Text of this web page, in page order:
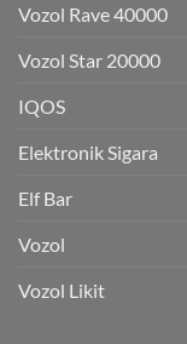
Vozol Rave 40000
Vozol Star 20000
IQOS
Elektronik Sigara
Elf Bar
Vozol
Vozol Likit